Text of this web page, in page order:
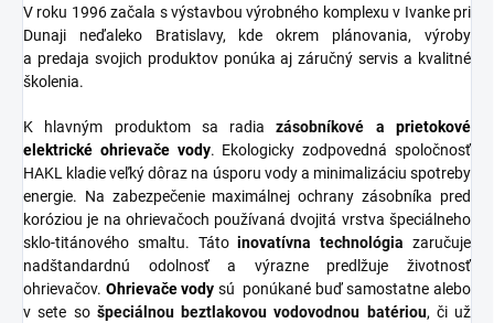
V roku 1996 začala s výstavbou výrobného komplexu v Ivanke pri
Dunaji neďaleko Bratislavy, kde okrem plánovania, výroby
a predaja svojich produktov ponúka aj záručný servis a kvalitné
školenia.
K hlavným produktom sa radiazásobníkové aprietokové
elektrické ohrievače vody. Ekologicky zodpovedná spoločnosť
HAKL kladie veľký dôraz na úsporu vody a minimalizáciu spotreby
energie. Na zabezpečenie maximálnej ochrany zásobníka pred
koróziou je na ohrievačoch používaná dvojitá vrstva špeciálneho
sklo-titánového smaltu. Tátoinovatívna technológia zaručuje
nadštandardnú odolnosť a výrazne predlžuje životnosť
ohrievačov. Ohrievače vody sú ponúkané buď samostatne alebo
v sete so špeciálnou beztlakovou vodovodnou batériou, či už